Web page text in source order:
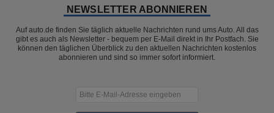
NEWSLETTER ABONNIEREN
Auf auto.de finden Sie täglich aktuelle Nachrichten rund ums Auto. All das
gibt es auch als Newsletter - bequem per E-Mail direkt in Ihr Postfach. Sie
können den täglichen Überblick zu den aktuellen Nachrichten kostenlos
abonnieren und sind so immer sofort informiert.